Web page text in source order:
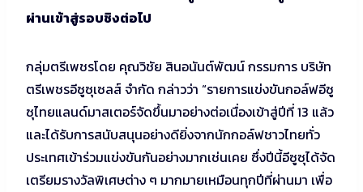
ผ่านเข้าสู่รอบชิงต่อไป
กลุ่มตรีเพชรโดย คุณวิชัย สินอนันต์พัฒน์ กรรมการ บริษัท
ตรีเพชรอีซูซุเซลส์ จำกัด กล่าวว่า “รายการแข่งขันกอล์ฟอีซู
ซุไทยแลนด์มาสเตอร์จัดขึ้นมาอย่างต่อเนื่องเข้าสู่ปีที่ 13 แล้ว
และได้รับการสนับสนุนอย่างดียิ่งจากนักกอล์ฟชาวไทยทั่ว
ประเทศเข้าร่วมแข่งขันกันอย่างมากเช่นเคย ซึ่งปีนี้อีซูซุได้จัด
เตรียมรางวัลพิเศษต่าง ๆ มากมายเหมือนทุกปีที่ผ่านมา เพื่อ